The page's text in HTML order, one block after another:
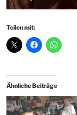
Teilen mit:
Ähnliche Beiträge